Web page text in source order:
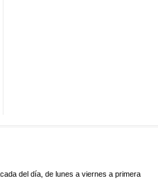
del día, de lunes a viernes a primera